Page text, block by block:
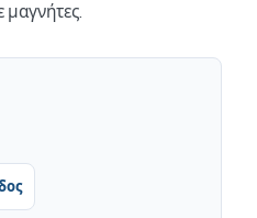
μαγνήτες.